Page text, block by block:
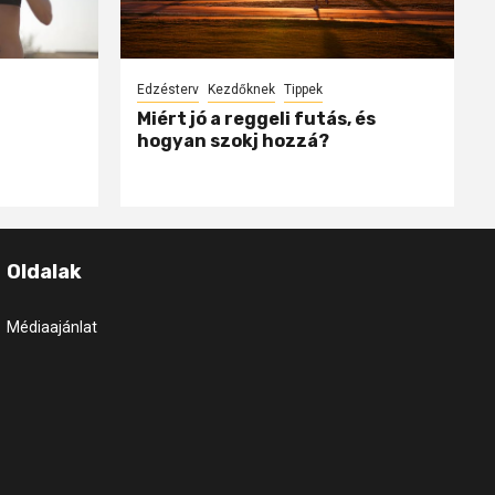
Edzésterv Kezdőknek Tippek
Miért jó a reggeli futás, és
hogyan szokj hozzá?
Oldalak
Médiaajánlat